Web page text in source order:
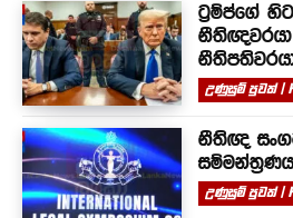
ට්‍රම්ප්ගේ
නීතිඥවරයා
උණුසුම් පුවත් |
නීතිඥ
උණුසුම් පුවත් |